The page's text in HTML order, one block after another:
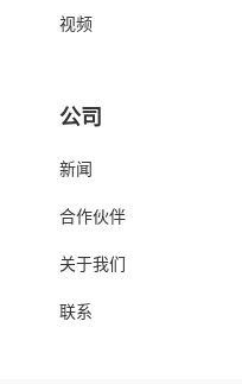
视频
公司
新闻
合作伙伴
关于我们
联系